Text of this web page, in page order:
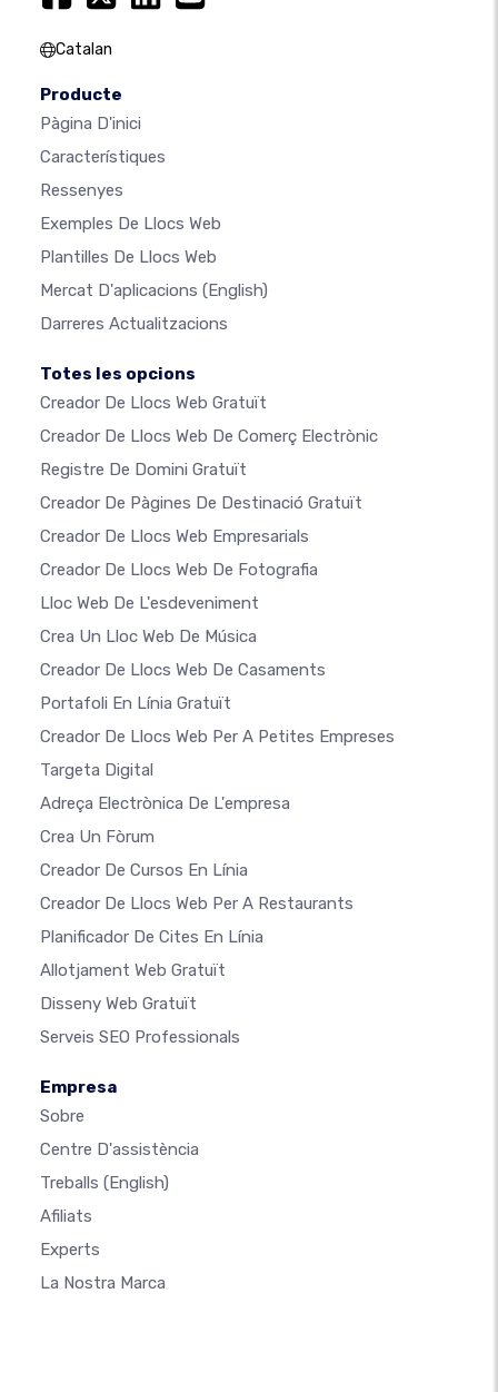
Catalan
Producte
Pàgina D'inici
Característiques
Ressenyes
Exemples De Llocs Web
Plantilles De Llocs Web
Mercat D'aplicacions (English)
Darreres Actualitzacions
Totes les opcions
Creador De Llocs Web Gratuït
Creador De Llocs Web De Comerç Electrònic
Registre De Domini Gratuït
Creador De Pàgines De Destinació Gratuït
Creador De Llocs Web Empresarials
Creador De Llocs Web De Fotografia
Lloc Web De L'esdeveniment
Crea Un Lloc Web De Música
Creador De Llocs Web De Casaments
Portafoli En Línia Gratuït
Creador De Llocs Web Per A Petites Empreses
Targeta Digital
Adreça Electrònica De L'empresa
Crea Un Fòrum
Creador De Cursos En Línia
Creador De Llocs Web Per A Restaurants
Planificador De Cites En Línia
Allotjament Web Gratuït
Disseny Web Gratuït
Serveis SEO Professionals
Empresa
Sobre
Centre D'assistència
Treballs (English)
Afiliats
Experts
La Nostra Marca